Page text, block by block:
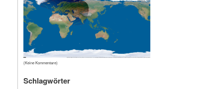
(Keine Kommentare)
Schlagwörter